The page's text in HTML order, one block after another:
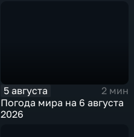
5 августа
2 мин
Погода мира на 6 августа
2026